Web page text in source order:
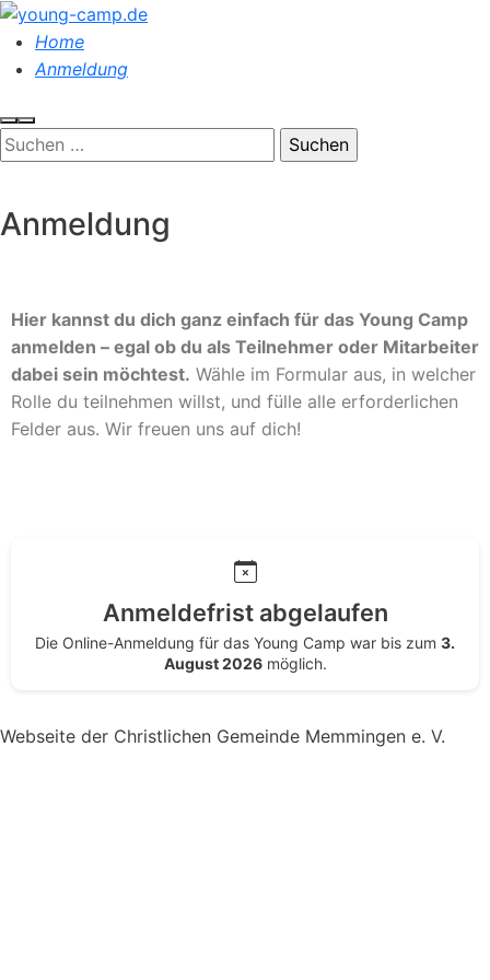
Home
Anmeldung
Anmeldung
Hier kannst du dich ganz einfach für das Young Camp
anmelden – egal ob du als Teilnehmer oder Mitarbeiter
dabei sein möchtest. Wähle im Formular aus, in welcher
Rolle du teilnehmen willst, und fülle alle erforderlichen
Felder aus. Wir freuen uns auf dich!
Anmeldefrist abgelaufen
Die Online-Anmeldung für das Young Camp war bis zum 3.
August 2026möglich.
Webseite der Christlichen Gemeinde Memmingen e. V.